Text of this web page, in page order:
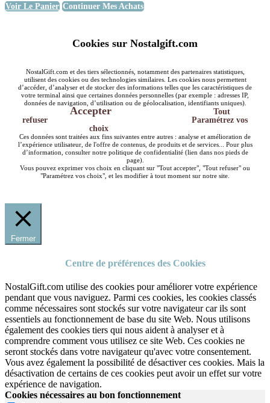
Voir Le Panier Continuer Mes Achats
Cookies sur Nostalgift.com
NostalGift.com et des tiers sélectionnés, notamment des partenaires statistiques,
utilisent des cookies ou des technologies similaires. Les cookies nous permettent
d’accéder, d’analyser et de stocker des informations telles que les caractéristiques de
votre terminal ainsi que certaines données personnelles (par exemple : adresses IP,
données de navigation, d’utilisation ou de géolocalisation, identifiants uniques).
Accepter
Tout
refuser
Paramétrez vos
choix
Ces données sont traitées aux fins suivantes entre autres : analyse et amélioration de
l’expérience utilisateur, de l'offre de contenus, de produits et de services... Pour plus
d’information, consulter notre politique de confidentialité (lien dans nos pieds de
page).
Vous pouvez exprimer vos choix en cliquant sur "Tout accepter", "Tout refuser" ou
"Paramétrez vos choix", et les modifier à tout moment sur notre site.
Fermer
Centre de préférences des Cookies
NostalGift.com utilise des cookies pour améliorer votre expérience
pendant que vous naviguez. Parmi ces cookies, les cookies classés
comme nécessaires sont stockés sur votre navigateur car ils sont
essentiels au fonctionnement de base du site Web. Nous utilisons
également des cookies tiers qui nous aident à analyser et à
comprendre comment vous utilisez ce site Web. Ces cookies ne
seront stockés dans votre navigateur qu'avec votre consentement.
Vous avez également la possibilité de désactiver ces cookies. Mais la
désactivation de certains de ces cookies peut avoir un effet sur votre
expérience de navigation.
Cookies nécessaires au bon fonctionnement